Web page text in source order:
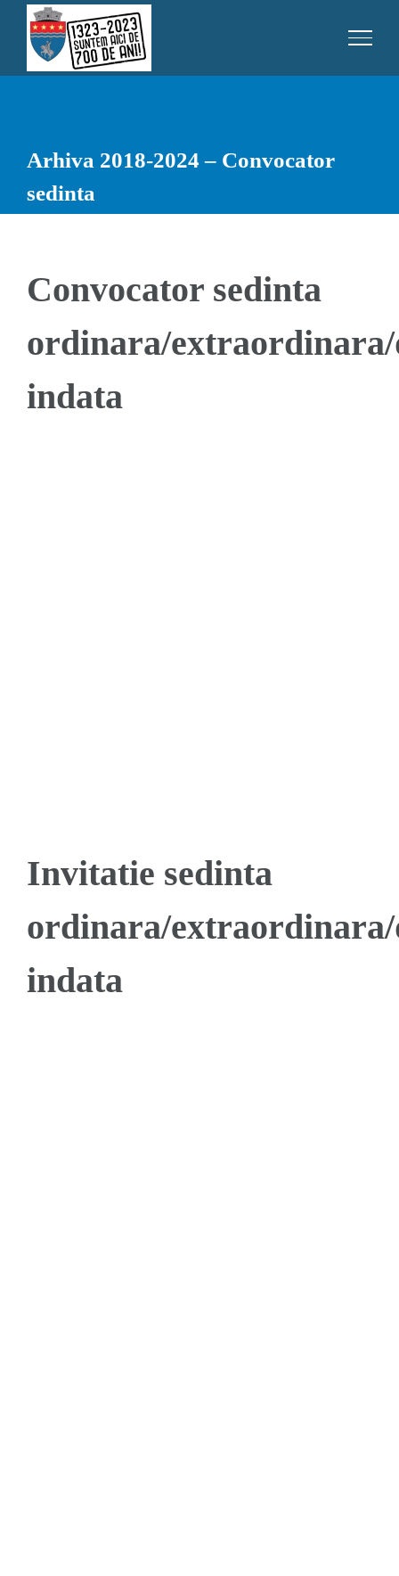
content
Arhiva 2018-2024 – Convocator
sedinta
Convocator sedinta
ordinara/extraordinara/
indata
Invitatie sedinta
ordinara/extraordinara/
indata